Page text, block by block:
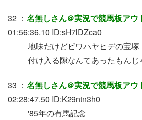
32 ： 名無しさん＠実況で競馬板アウ
01:56:36.10 ID:sH7lDZca0
地味だけどビワハヤヒデの宝塚
付け入る隙なんてあったもんじ
33 ： 名無しさん＠実況で競馬板アウ
02:28:47.50 ID:K29ntn3h0
'85年の有馬記念